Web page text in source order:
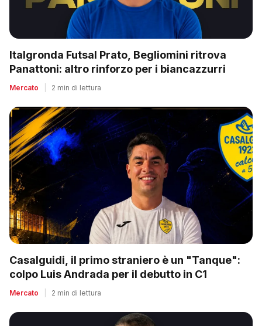
Italgronda Futsal Prato, Begliomini ritrova
Panattoni: altro rinforzo per i biancazzurri
Mercato 2 min di lettura
Casalguidi, il primo straniero è un "Tanque":
colpo Luis Andrada per il debutto in C1
Mercato 2 min di lettura